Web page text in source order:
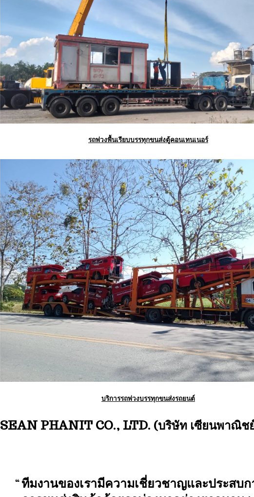
รถพ่วงพื้นเรียบบรรทุกขนส่งตู้คอนเทนเนอร์
บริการรถพ่วงบรรทุกขนส่งรถยนต์
SEAN PHANIT CO., LTD. (บริษัท เซียนพาณิช
ทีมงานของเรามีความเชี่ยวชาญและประสบ